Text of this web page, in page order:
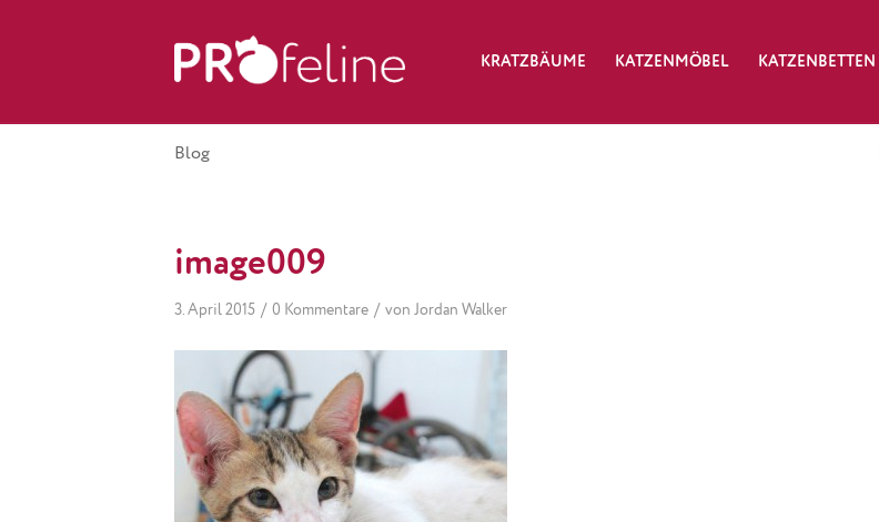
KRATZBÄUME KATZENMÖBEL KATZENBETTEN
Blog
image009
3. April 2015 / 0 Kommentare / von Jordan Walker